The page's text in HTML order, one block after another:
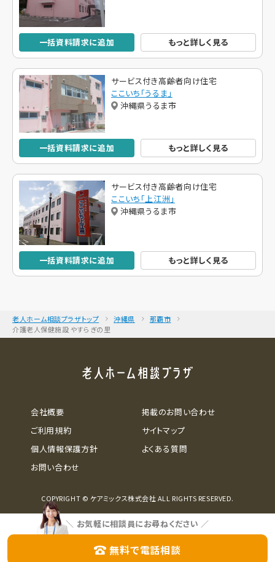
一括資料請求に追加 もっと詳しく見る
サービス付き高齢者向け住宅
ここいち「うるま」
沖縄県うるま市
一括資料請求に追加 もっと詳しく見る
サービス付き高齢者向け住宅
ここいち「上江洲」
沖縄県うるま市
一括資料請求に追加 もっと詳しく見る
老人ホーム相談プラザトップ 沖縄県
那覇市
介護老人保健施設 やすらぎの里
＼ お気軽に相談員にお尋ねください ／
無料で電話相談
会社概要
ご利用規約
個人情報保護方針
お問い合わせ
掲載のお問い合わせ
サイトマップ
よくある質問
COPYRIGHT © ケアミックス株式会社 ALL RIGHTS RESERVED.